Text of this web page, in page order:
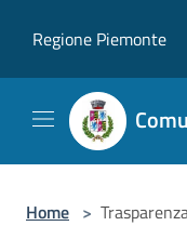
Regione Piemonte
Home >